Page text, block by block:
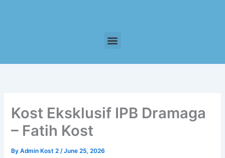
Menu
Kost Eksklusif IPB Dramaga
– Fatih Kost
ByAdmin Kost 2/June 25, 2026